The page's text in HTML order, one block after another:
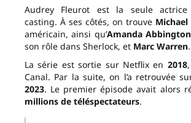
Audrey Fleurot est la seule
casting. À ses côtés, on trouve Michael
américain, ainsi qu’Amanda Abbington
son rôle dans Sherlock, et Marc Warren.
La série est sortie sur Netflix en 2018
Canal. Par la suite, on l’a retrouvée
2023. Le premier épisode avait alors
millions de téléspectateurs.